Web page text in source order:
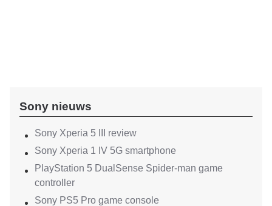
Sony nieuws
Sony Xperia 5 III review
Sony Xperia 1 IV 5G smartphone
PlayStation 5 DualSense Spider-man game
controller
Sony PS5 Pro game console